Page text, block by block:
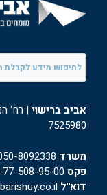
חיפוש
אביב ברישוי
7525980
משרד 8092338
פקס
דוא"ל